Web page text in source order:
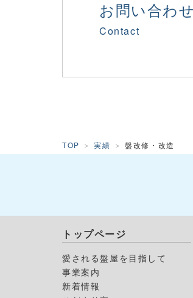
お問い合わせ
Contact
TOP 実績 盤改修・改造
トップページ
愛される盤屋を目指して
事業案内
新着情報